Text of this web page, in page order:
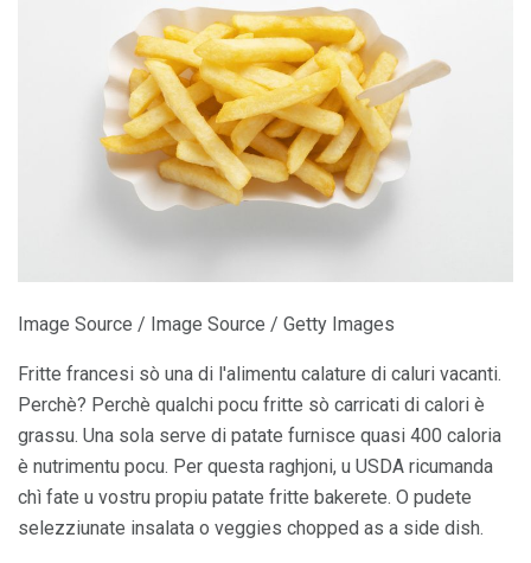
Image Source / Image Source / Getty Images
Fritte francesi sò una di l'alimentu calature di caluri vacanti.
Perchè? Perchè qualchi pocu fritte sò carricati di calori è
grassu. Una sola serve di patate furnisce quasi 400 caloria
è nutrimentu pocu. Per questa raghjoni, u USDA ricumanda
chì fate u vostru propiu patate fritte bakerete. O pudete
selezziunate insalata o veggies chopped as a side dish.